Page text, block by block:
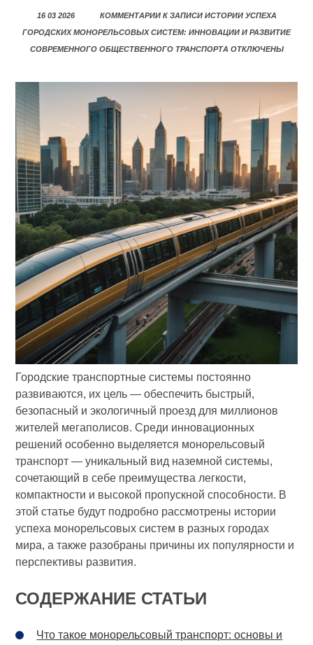
16 03 2026 КОММЕНТАРИИК ЗАПИСИ ИСТОРИИ УСПЕХА
ГОРОДСКИХ МОНОРЕЛЬСОВЫХ СИСТЕМ: ИННОВАЦИИ И РАЗВИТИЕ
СОВРЕМЕННОГО ОБЩЕСТВЕННОГО ТРАНСПОРТА ОТКЛЮЧЕНЫ
Городские транспортные системы постоянно
развиваются, их цель — обеспечить быстрый,
безопасный и экологичный проезд для миллионов
жителей мегаполисов. Среди инновационных
решений особенно выделяется монорельсовый
транспорт — уникальный вид наземной системы,
сочетающий в себе преимущества легкости,
компактности и высокой пропускной способности. В
этой статье будут подробно рассмотрены истории
успеха монорельсовых систем в разных городах
мира, а также разобраны причины их популярности и
перспективы развития.
СОДЕРЖАНИЕ СТАТЬИ
Что такое монорельсовый транспорт: основы и